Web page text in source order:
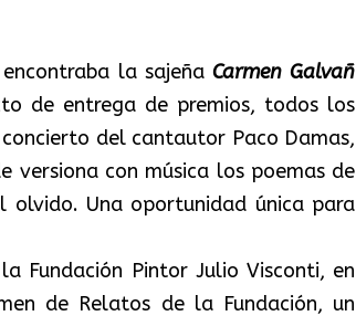
la sajeñaCarmen Galvañ
de entrega de premios, todos los
del cantautor Paco Damas,
versiona con música los poemas de
olvido. Una oportunidad única para
Fundación Pintor Julio Visconti, en
de Relatos de la Fundación, un